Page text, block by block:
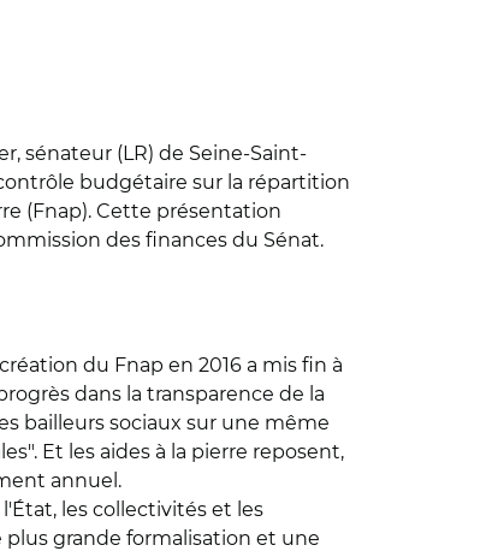
sénateur (LR) de Seine-Saint-
budgétaire sur la répartition
(Fnap). Cette présentation
des finances du Sénat.
du Fnap en 2016 a mis fin à
dans la transparence de la
bailleurs sociaux sur une même
Et les aides à la pierre reposent,
annuel.
les collectivités et les
grande formalisation et une